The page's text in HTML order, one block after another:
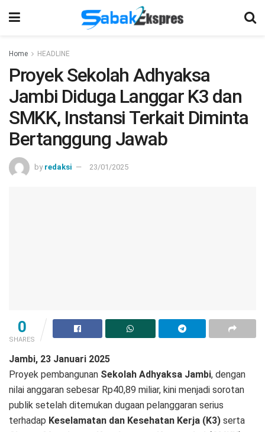
Home HEADLINE
Proyek Sekolah Adhyaksa
Jambi Diduga Langgar K3 dan
SMKK, Instansi Terkait Diminta
Bertanggung Jawab
by redaksi 23/01/2025
0
SHARES
Jambi, 23 Januari 2025
Proyek pembangunan Sekolah Adhyaksa Jambi, dengan
nilai anggaran sebesar Rp40,89 miliar, kini menjadi sorotan
publik setelah ditemukan dugaan pelanggaran serius
terhadap Keselamatan dan Kesehatan Kerja (K3) serta